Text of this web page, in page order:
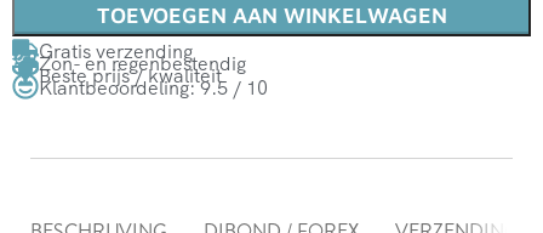
TOEVOEGEN AAN WINKELWAGEN
Gratis verzending
Zon- en regenbestendig
Beste prijs / kwaliteit
Klantbeoordeling: 9.5 / 10